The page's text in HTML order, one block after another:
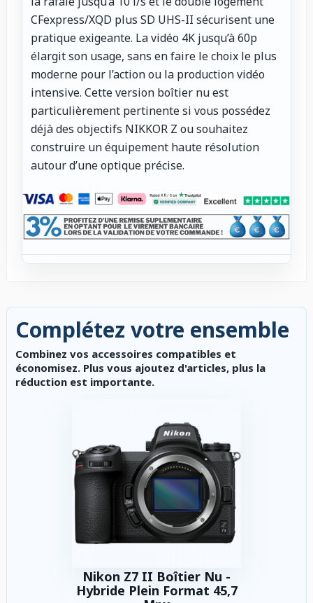
CFexpress/XQD plus SD UHS-II sécurisent une
pratique exigeante. La vidéo 4K jusqu’à 60p
élargit son usage, sans en faire le choix le plus
moderne pour l’action ou la production vidéo
intensive. Cette version boîtier nu est
particulièrement pertinente si vous possédez
déjà des objectifs NIKKOR Z ou souhaitez
construire un équipement haute résolution
autour d’une optique précise.
Complétez votre ensemble
Combinez vos accessoires compatibles et
économisez. Plus vous ajoutez d'articles, plus la
réduction est importante.
Nikon Z7 II Boîtier Nu -
Hybride Plein Format 45,7